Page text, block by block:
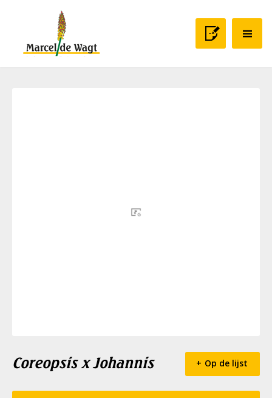
Coreopsis x Johannis Op de lijst